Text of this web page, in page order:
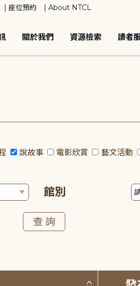
座位預約 About NTCL
關於我們 資源檢索 讀者
說故事 電影欣賞 藝文活動
館別